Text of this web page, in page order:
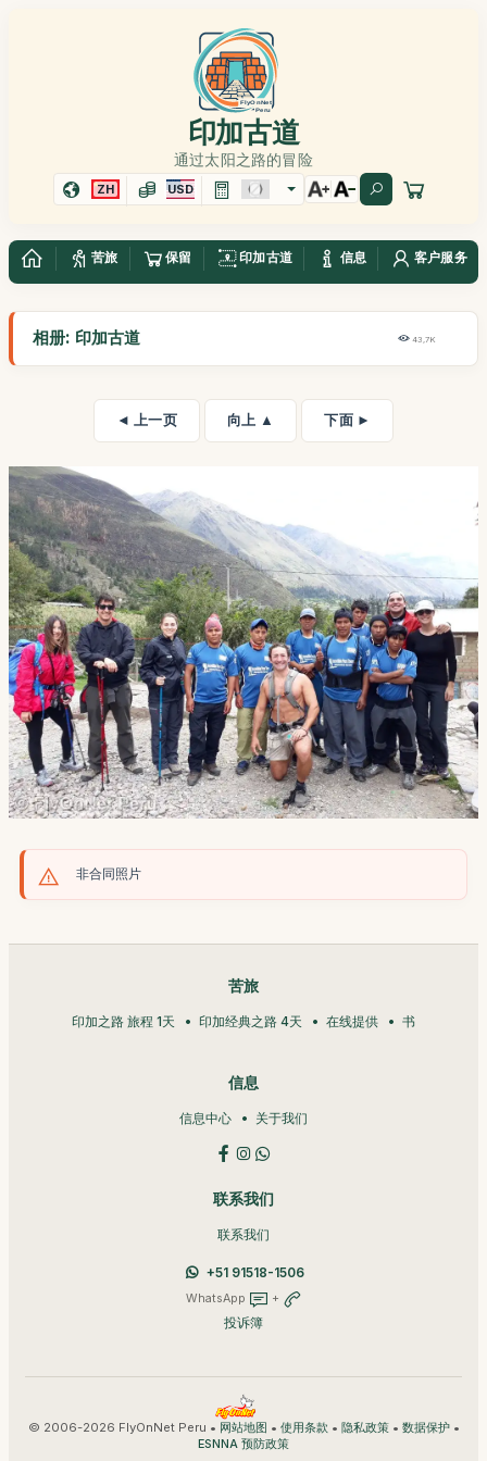
印加古道
通过太阳之路的冒险
ZH USD
苦旅 保留 印加古道 信息 客户服务
相册: 印加古道 43,7K
◄ 上一页 向上 ▲ 下面 ►
非合同照片
苦旅
印加之路 旅程 1天 印加经典之路 4天 在线提供 书
信息
信息中心 关于我们
联系我们
联系我们
+51 91518-1506
WhatsApp +
投诉簿
© 2006-2026 FlyOnNet Peru • 网站地图 • 使用条款 • 隐私政策• 数据保护•
ESNNA 预防政策